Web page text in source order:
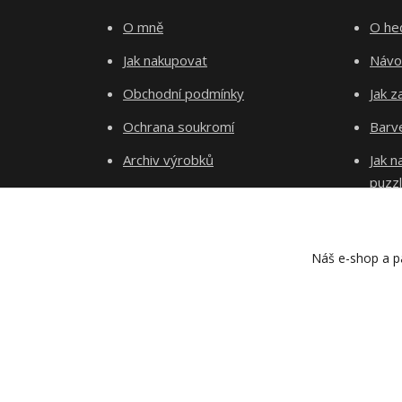
O mně
Jak nakupovat
Obchodní podmínky
Ochrana soukromí
Archiv výrobků
Kontakty
O
Jak
Jak
Náš e-shop a